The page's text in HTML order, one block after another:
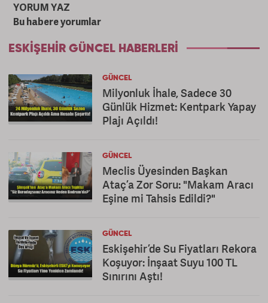
YORUM YAZ
Bu habere yorumlar
ESKIŞEHIR GÜNCEL HABERLERI
GÜNCEL
Milyonluk İhale, Sadece 30
Günlük Hizmet: Kentpark Yapay
Plajı Açıldı!
GÜNCEL
Meclis Üyesinden Başkan
Ataç’a Zor Soru: "Makam Aracı
Eşine mi Tahsis Edildi?"
GÜNCEL
Eskişehir’de Su Fiyatları Rekora
Koşuyor: İnşaat Suyu 100 TL
Sınırını Aştı!